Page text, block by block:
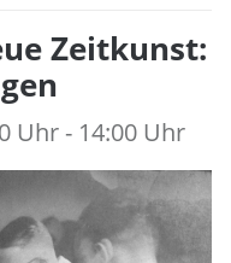
Zeitkunst:
Uhr - 14:00 Uhr